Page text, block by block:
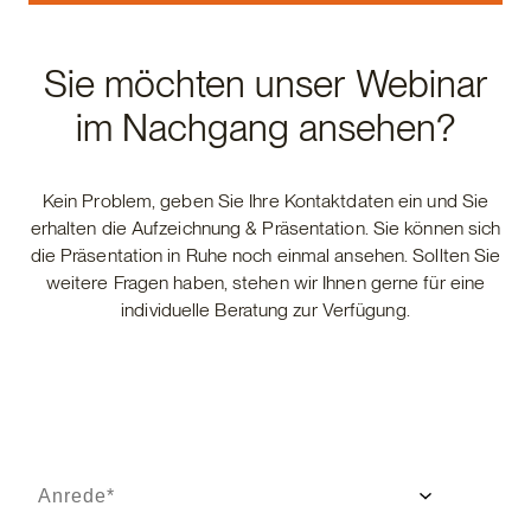
Sie möchten unser Webinar
im Nachgang ansehen?
Kein Problem, geben Sie Ihre Kontaktdaten ein und Sie
erhalten die Aufzeichnung & Präsentation. Sie können sich
die Präsentation in Ruhe noch einmal ansehen. Sollten Sie
weitere Fragen haben, stehen wir Ihnen gerne für eine
individuelle Beratung zur Verfügung.